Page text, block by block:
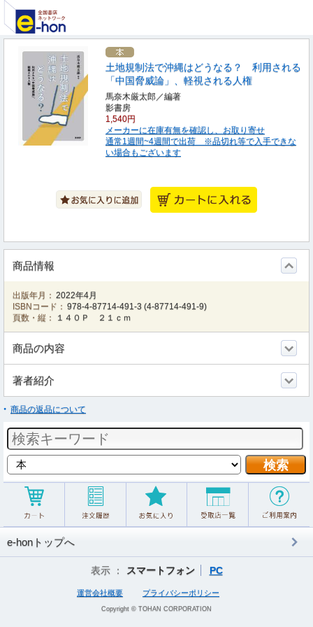
土地規制法で沖縄はどうなる？ 利用される
「中国脅威論」、軽視される人権
馬奈木厳太郎／編著
影書房
1,540円
メーカーに在庫有無を確認し、お取り寄せ
通常1週間~4週間で出荷 ※品切れ等で入手できな
い場合もございます
商品情報
出版年月： 2022年4月
ISBNコード： 978-4-87714-491-3 (4-87714-491-9)
頁数・縦：
１４０Ｐ ２１ｃｍ
商品の内容
著者紹介
商品の返品について
e-honトップへ
表示 ： スマートフォン PC
運営会社概要 プライバシーポリシー
Copyright © TOHAN CORPORATION